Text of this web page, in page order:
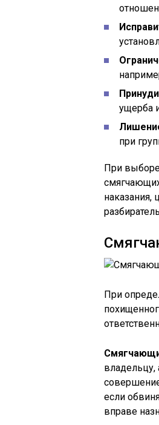
ущерба
при
При выборе
наказания,
При
владельцу,
если
вправе